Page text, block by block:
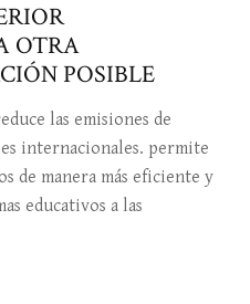
OTRA
POSIBLE
las emisiones de
internacionales. permite
de manera más eficiente y
educativos a las